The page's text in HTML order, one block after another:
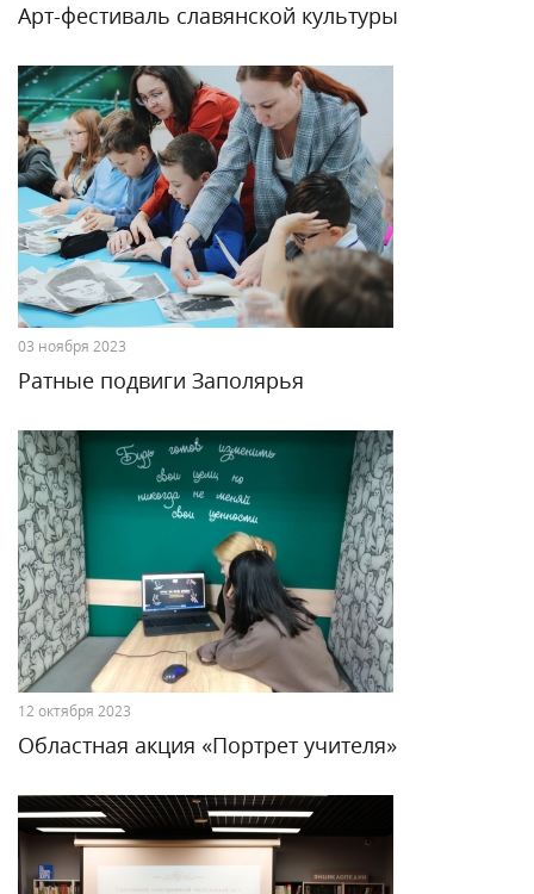
Арт-фестиваль славянской культуры
03 ноября 2023
Ратные подвиги Заполярья
12 октября 2023
Областная акция «Портрет учителя»